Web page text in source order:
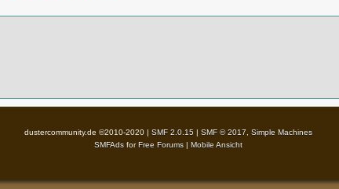
dustercommunity.de ©2010-2020 | SMF 2.0.15 | SMF © 2017
Simple Machines
SMFAds forFree Forums | Mobile Ansicht